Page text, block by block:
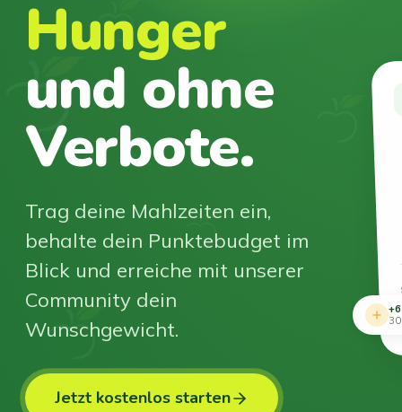
Hunger
und ohne
Verbote.
Trag deine Mahlzeiten ein,
behalte dein Punktebudget im
Blick und erreiche mit unserer
Community dein
Wunschgewicht.
Jetzt kostenlos starten